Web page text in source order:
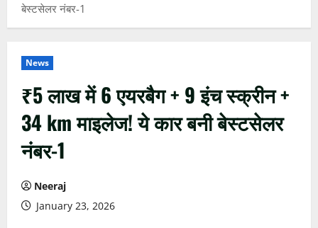
बेस्टसेलर नंबर-1
News
₹5 लाख में 6 एयरबैग + 9 इंच स्क्रीन +
34 km माइलेज! ये कार बनी बेस्टसेलर
नंबर-1
Neeraj
January 23, 2026